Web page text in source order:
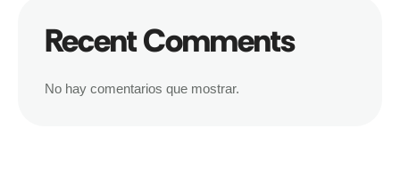
Recent Comments
No hay comentarios que mostrar.